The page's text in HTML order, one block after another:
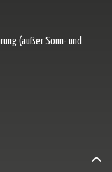
(außer Sonn- und
Link)
Tab (externer Link)
– öffnet in neuem Tab
Tab (externer Link)